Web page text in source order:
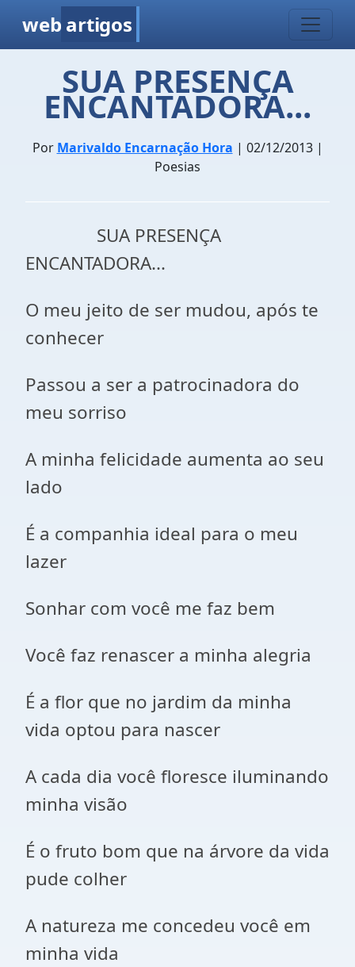
web artigos
SUA PRESENÇA
ENCANTADORA...
Por Marivaldo Encarnação Hora | 02/12/2013 |
Poesias
SUA PRESENÇA
ENCANTADORA...
O meu jeito de ser mudou, após te
conhecer
Passou a ser a patrocinadora do
meu sorriso
A minha felicidade aumenta ao seu
lado
É a companhia ideal para o meu
lazer
Sonhar com você me faz bem
Você faz renascer a minha alegria
É a flor que no jardim da minha
vida optou para nascer
A cada dia você floresce iluminando
minha visão
É o fruto bom que na árvore da vida
pude colher
A natureza me concedeu você em
minha vida